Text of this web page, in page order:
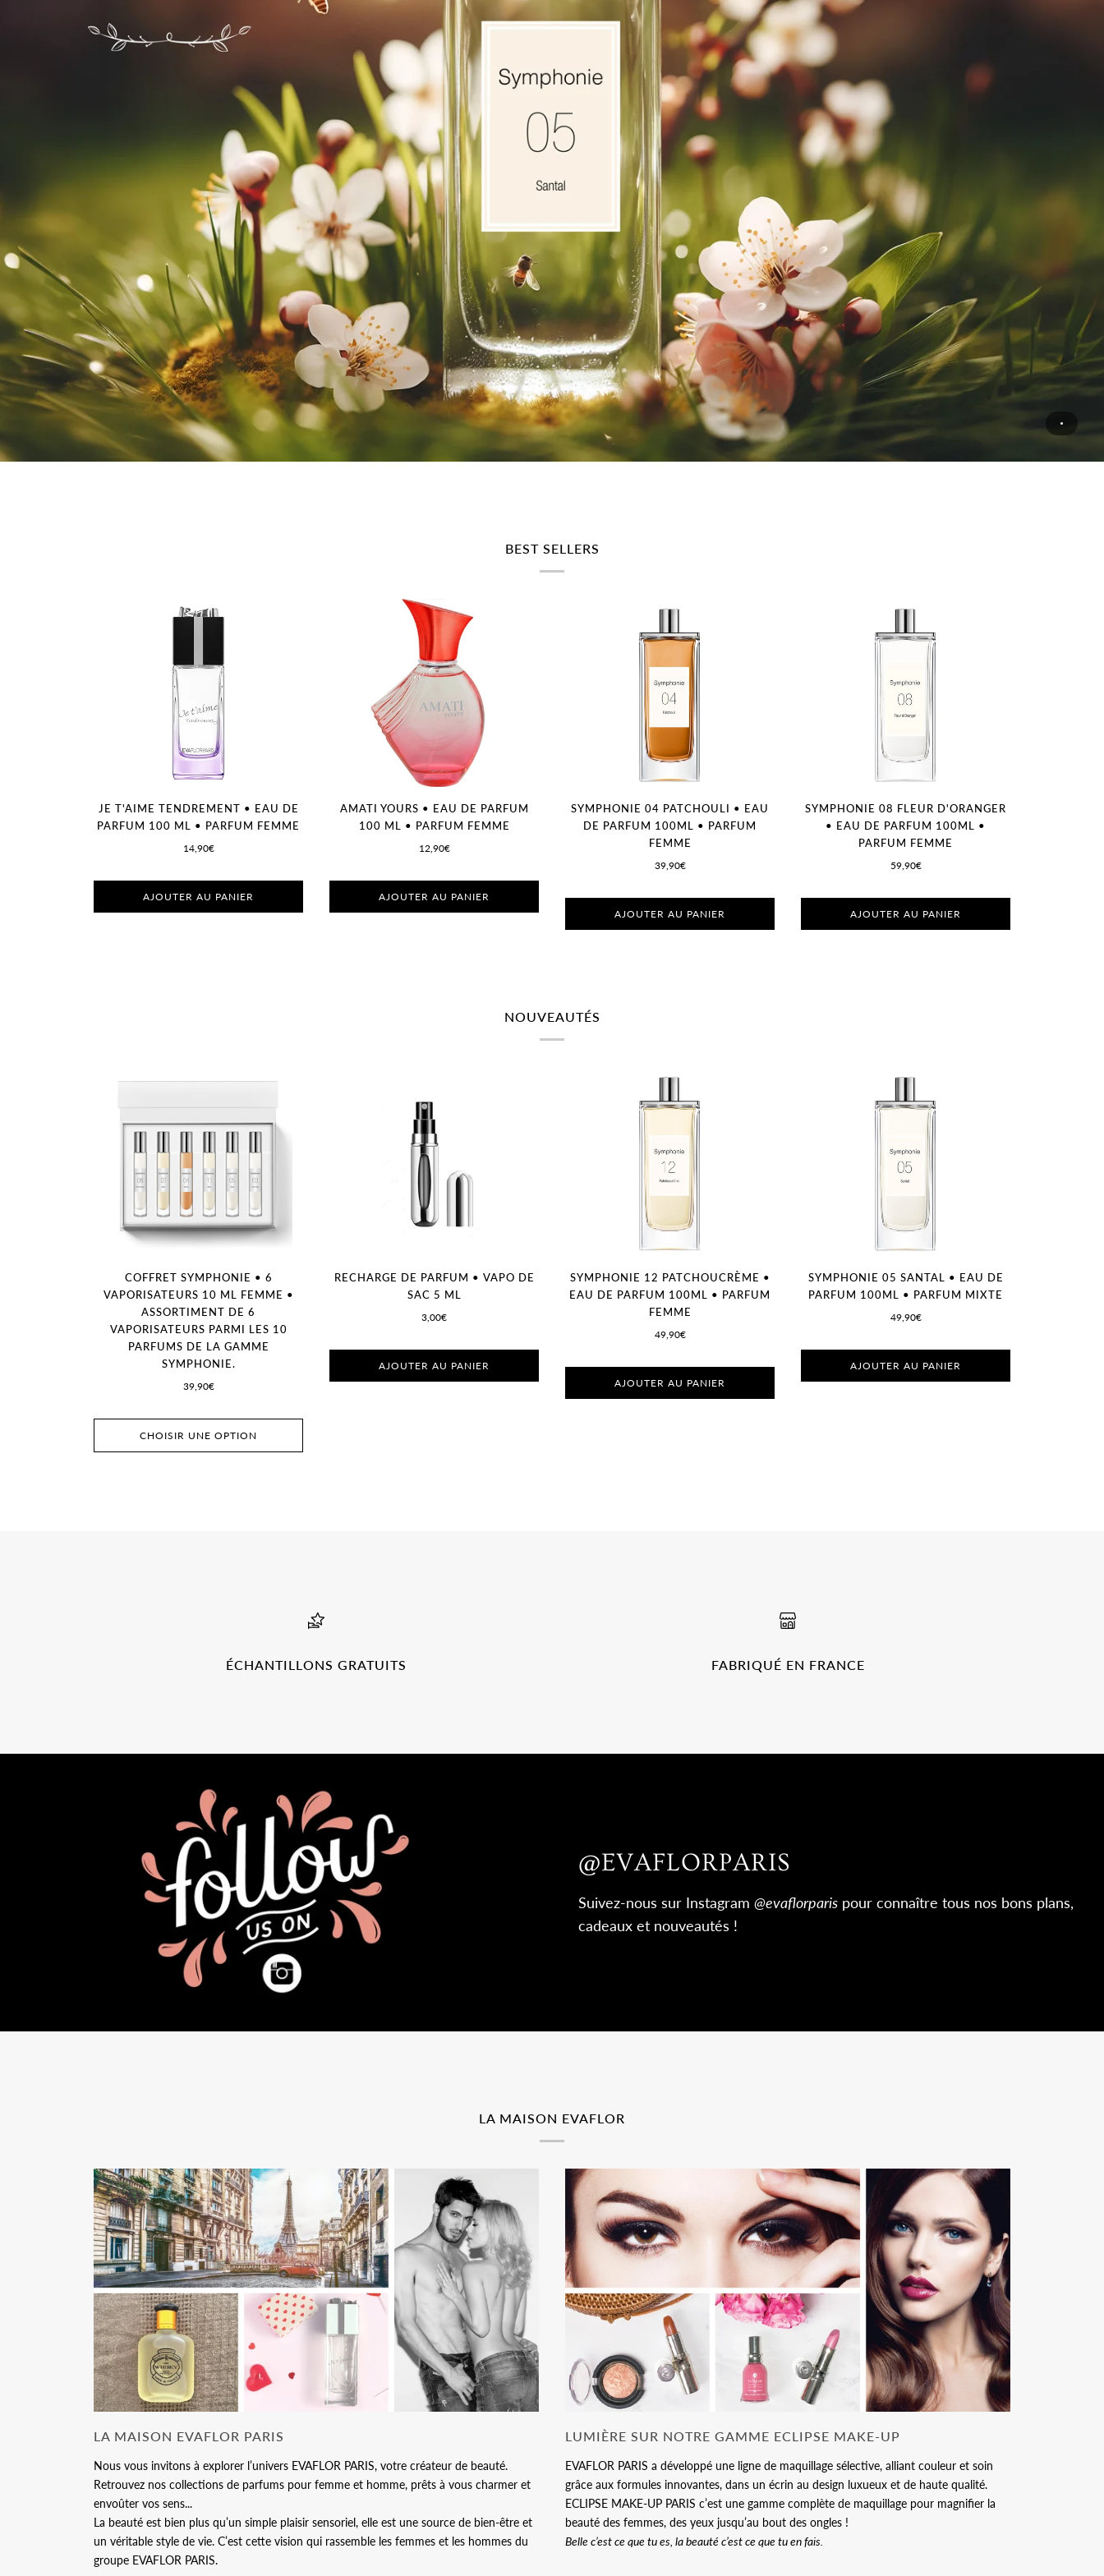
BEST SELLERS
JE T'AIME TENDREMENT • EAU DE
PARFUM 100 ML • PARFUM FEMME
14,90€
AJOUTER AU PANIER
AMATI YOURS • EAU DE PARFUM
100 ML • PARFUM FEMME
12,90€
AJOUTER AU PANIER
SYMPHONIE 04 PATCHOULI • EAU
DE PARFUM 100ML • PARFUM
FEMME
39,90€
AJOUTER AU PANIER
SYMPHONIE 08 FLEUR D'ORANGER
• EAU DE PARFUM 100ML •
PARFUM FEMME
59,90€
AJOUTER AU PANIER
NOUVEAUTÉS
COFFRET SYMPHONIE • 6
VAPORISATEURS 10 ML FEMME •
ASSORTIMENT DE 6
VAPORISATEURS PARMI LES 10
PARFUMS DE LA GAMME
SYMPHONIE.
39,90€
CHOISIR UNE OPTION
RECHARGE DE PARFUM • VAPO DE
SAC 5 ML
3,00€
AJOUTER AU PANIER
SYMPHONIE 12 PATCHOUCRÈME •
EAU DE PARFUM 100ML • PARFUM
FEMME
49,90€
AJOUTER AU PANIER
SYMPHONIE 05 SANTAL • EAU DE
PARFUM 100ML • PARFUM MIXTE
49,90€
AJOUTER AU PANIER
ÉCHANTILLONS GRATUITS FABRIQUÉ EN FRANCE
@EVAFLORPARIS
Suivez-nous sur Instagram @evaflorparis pour connaître tous nos bons plans,
cadeaux et nouveautés !
LA MAISON EVAFLOR
LA MAISON EVAFLOR PARIS
Nous vous invitons à explorer l’univers EVAFLOR PARIS, votre créateur de beauté.
Retrouvez nos collections de parfums pour femme et homme, prêts à vous charmer et
envoûter vos sens...
La beauté est bien plus qu’un simple plaisir sensoriel, elle est une source de bien-être et
un véritable style de vie. C’est cette vision qui rassemble les femmes et les hommes du
groupe EVAFLOR PARIS.
LUMIÈRE SUR NOTRE GAMME ECLIPSE MAKE-UP
EVAFLOR PARIS a développé une ligne de maquillage sélective, alliant couleur et soin
grâce aux formules innovantes, dans un écrin au design luxueux et de haute qualité.
ECLIPSE MAKE-UP PARIS c’est une gamme complète de maquillage pour magnifier la
beauté des femmes, des yeux jusqu’au bout des ongles !
Belle c’est ce que tu es, la beauté c’est ce que tu en fais.